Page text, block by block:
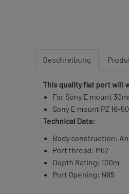
Beschreibung
This quality flat port will
For Sony E mount
Sony E mount PZ 16-
Technical Data:
Body construction:
Port thread: M67
Depth Rating: 100m
Port Opening: N85